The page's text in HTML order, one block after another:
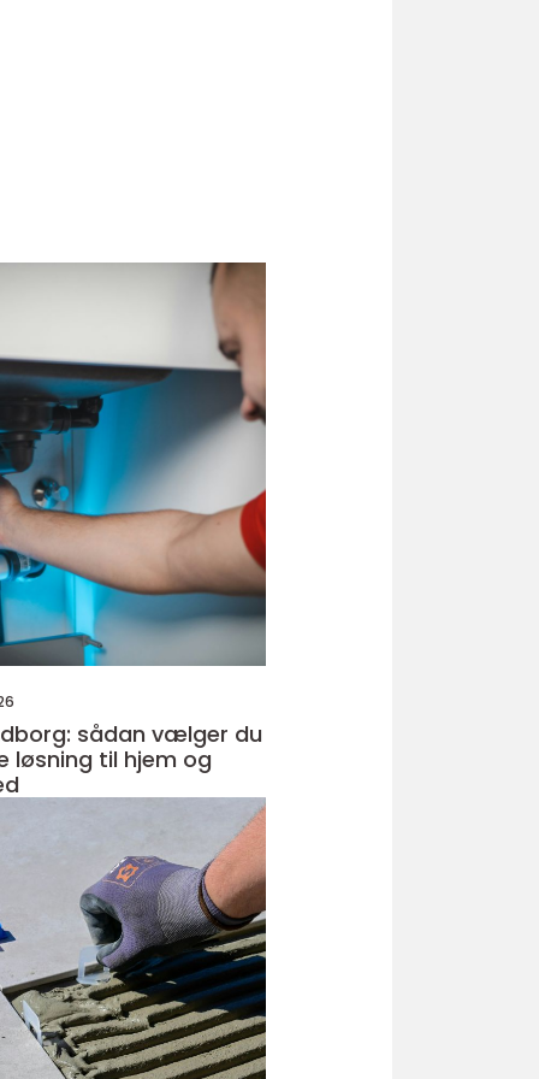
sådan vælger du
løsning til hjem og